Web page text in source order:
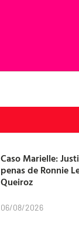
Caso Marielle:
penas de Ronnie
Queiroz
06/08/2026